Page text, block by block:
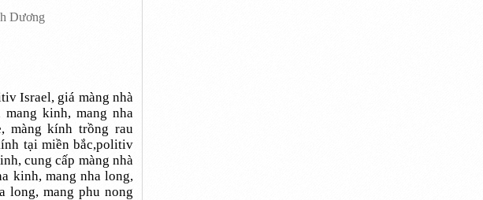
Dương
Israel, giá màng nhà
kinh, mang nha
màng kính trồng rau
tại miền bắc,politiv
cung cấp màng nhà
kinh, mang nha long,
long, mang phu nong